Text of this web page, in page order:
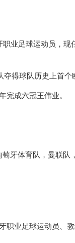
业足球运动员，现
得球队历史上首个
完成六冠王伟业。
牙体育队，曼联队
职业足球运动员、